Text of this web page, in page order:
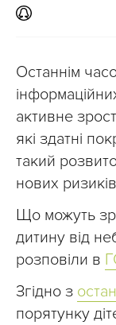
Останнім
активне
які здатні
такий
нових
Що можуть
дитину від
розповіли в
Згідно з
порятунку